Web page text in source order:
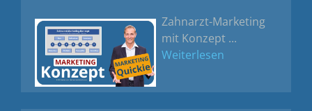
Zahnarzt-Marketing
mit Konzept ...
Weiterlesen